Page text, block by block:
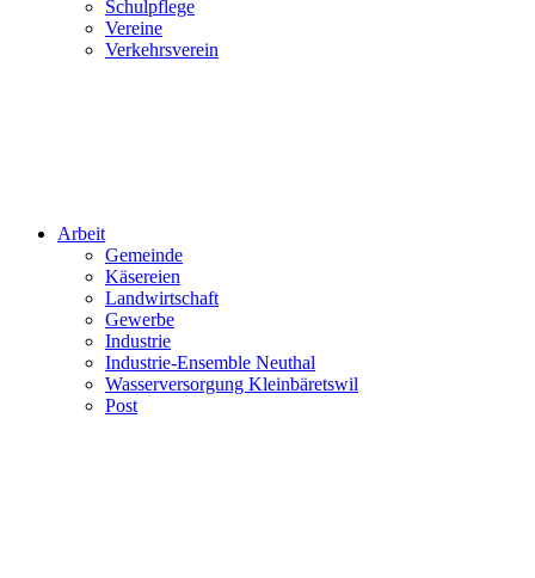
Schulpflege
Vereine
Verkehrsverein
Arbeit
Gemeinde
Käsereien
Landwirtschaft
Gewerbe
Industrie
Industrie-Ensemble Neuthal
Wasserversorgung Kleinbäretswil
Post